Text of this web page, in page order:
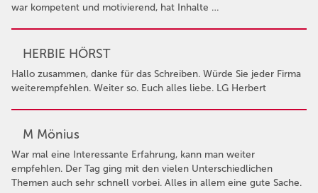
war kompetent und motivierend, hat Inhalte …
HERBIE HÖRST
Hallo zusammen, danke für das Schreiben. Würde Sie jeder Firma
weiterempfehlen. Weiter so. Euch alles liebe. LG Herbert
M Mönius
War mal eine Interessante Erfahrung, kann man weiter
empfehlen. Der Tag ging mit den vielen Unterschiedlichen
Themen auch sehr schnell vorbei. Alles in allem eine gute Sache.